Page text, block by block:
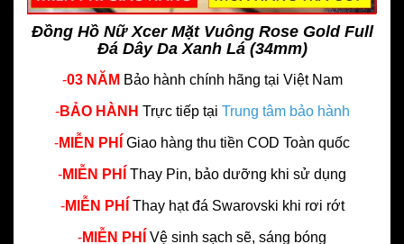
Đồng Hồ Nữ Xcer Mặt Vuông Rose Gold Full
Đá Dây Da Xanh Lá (34mm)
-03 NĂM Bảo hành chính hãng tại Việt Nam
-BẢO HÀNH Trực tiếp tại Trung tâm bảo hành
-MIỄN PHÍ Giao hàng thu tiền COD Toàn quốc
-MIỄN PHÍ Thay Pin, bảo dưỡng khi sử dụng
-MIỄN PHÍ Thay hạt đá Swarovski khi rơi rớt
-MIỄN PHÍ Vệ sinh sạch sẽ, sáng bóng